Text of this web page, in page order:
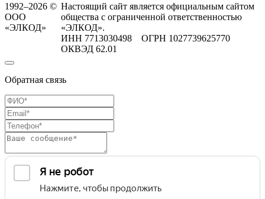
1992–2026 ©
ООО
«ЭЛКОД»
Настоящий сайт является официальным сайтом
общества с ограниченной ответственностью
«ЭЛКОД».
ИНН 7713030498 ОГРН 1027739625770
ОКВЭД 62.01
Обратная связь